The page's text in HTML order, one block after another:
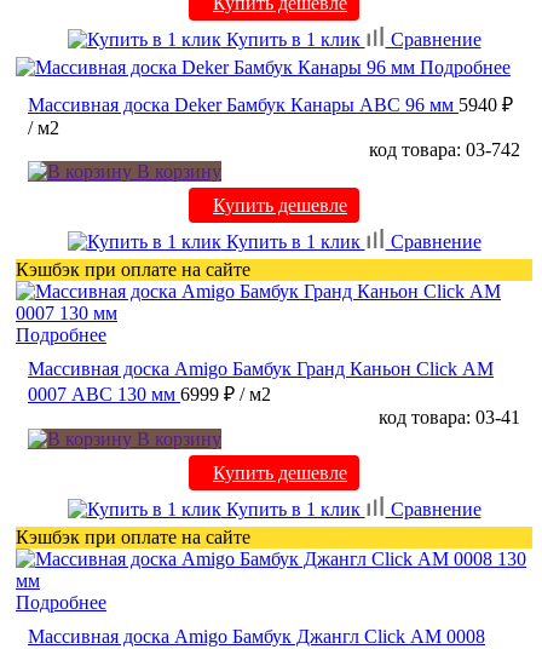
Купить в 1 клик
Сравнение
Подробнее
Массивная доска Deker Бамбук Канары ABC 96 мм 5940 ₽
/ м2
код товара: 03-742
В корзину
Купить дешевле
Купить в 1 клик
Сравнение
Кэшбэк при оплате на сайте
Подробнее
Массивная доска Amigo Бамбук Гранд Каньон Click АМ
0007 ABC 130 мм 6999 ₽ / м2
код товара: 03-41
В корзину
Купить дешевле
Купить в 1 клик
Сравнение
Кэшбэк при оплате на сайте
Подробнее
Массивная доска Amigo Бамбук Джангл Click АМ 0008